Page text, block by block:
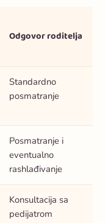
Odgovor roditelja
Standardno
posmatranje
Posmatranje i
eventualno
rashlađivanje
Konsultacija sa
pedijatrom